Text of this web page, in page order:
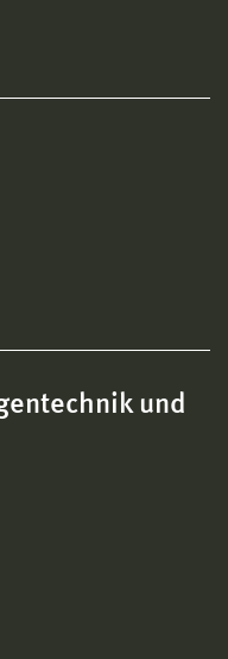
und